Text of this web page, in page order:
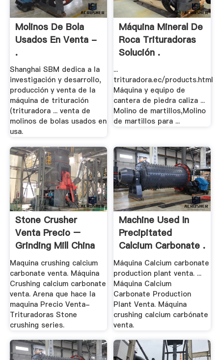
Molinos De Bola
Usados En Venta -
.
Shanghai SBM dedica a la
investigación y desarrollo,
producción y venta de la
máquina de trituración
(trituradora ... venta de
molinos de bolas usados en
usa.
Máquina Mineral De
Roca Trituradoras
Solución .
...
trituradora.ec/products.html
Máquina y equipo de
cantera de piedra caliza ...
Molino de martillos,Molino
de martillos para ...
Stone Crusher
Venta Precio –
Grinding Mill China
Maquina crushing calcium
carbonate venta. Máquina
Crushing calcium carbonate
venta. Arena que hace la
maquina Precio Venta-
Trituradoras Stone
crushing series.
Machine Used In
Precipitated
Calcium Carbonate .
Máquina Calcium carbonate
production plant venta. ...
Máquina Calcium
Carbonate Production
Plant Venta. Máquina
crushing calcium carbónate
venta.